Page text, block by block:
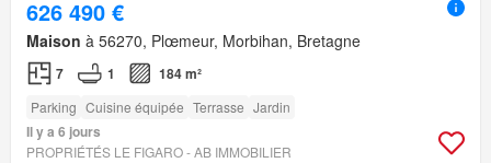
626 490 €
Maison à 56270, Plœmeur, Morbihan, Bretagne
7 1 184 m²
Parking Cuisine équipée Terrasse Jardin
Il y a 6 jours
PROPRIÉTÉS LE FIGARO - AB IMMOBILIER